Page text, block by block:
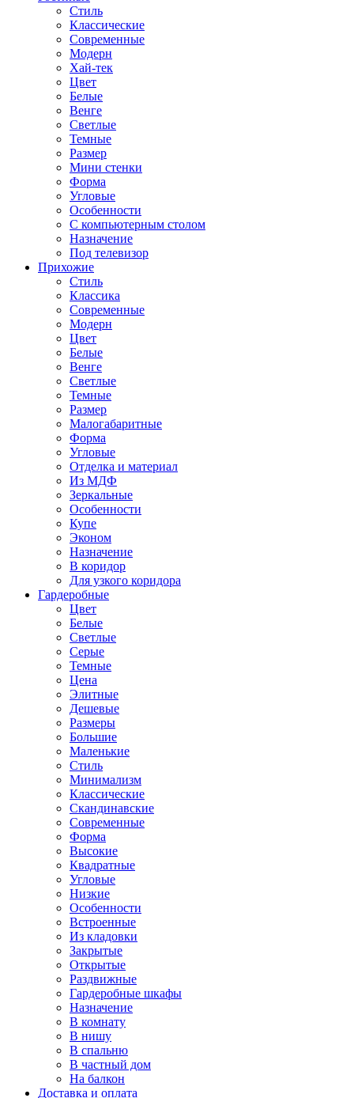
Стиль
Классические
Современные
Модерн
Хай-тек
Цвет
Белые
Венге
Светлые
Темные
Размер
Мини стенки
Форма
Угловые
Особенности
С компьютерным столом
Назначение
Под телевизор
Прихожие
Стиль
Классика
Современные
Модерн
Цвет
Белые
Венге
Светлые
Темные
Размер
Малогабаритные
Форма
Угловые
Отделка и материал
Из МДФ
Зеркальные
Особенности
Купе
Эконом
Назначение
В коридор
Для узкого коридора
Гардеробные
Цвет
Белые
Светлые
Серые
Темные
Цена
Элитные
Дешевые
Размеры
Большие
Маленькие
Стиль
Минимализм
Классические
Скандинавские
Современные
Форма
Высокие
Квадратные
Угловые
Низкие
Особенности
Встроенные
Из кладовки
Закрытые
Открытые
Раздвижные
Гардеробные шкафы
Назначение
В комнату
В нишу
В спальню
В частный дом
На балкон
Доставка и оплата